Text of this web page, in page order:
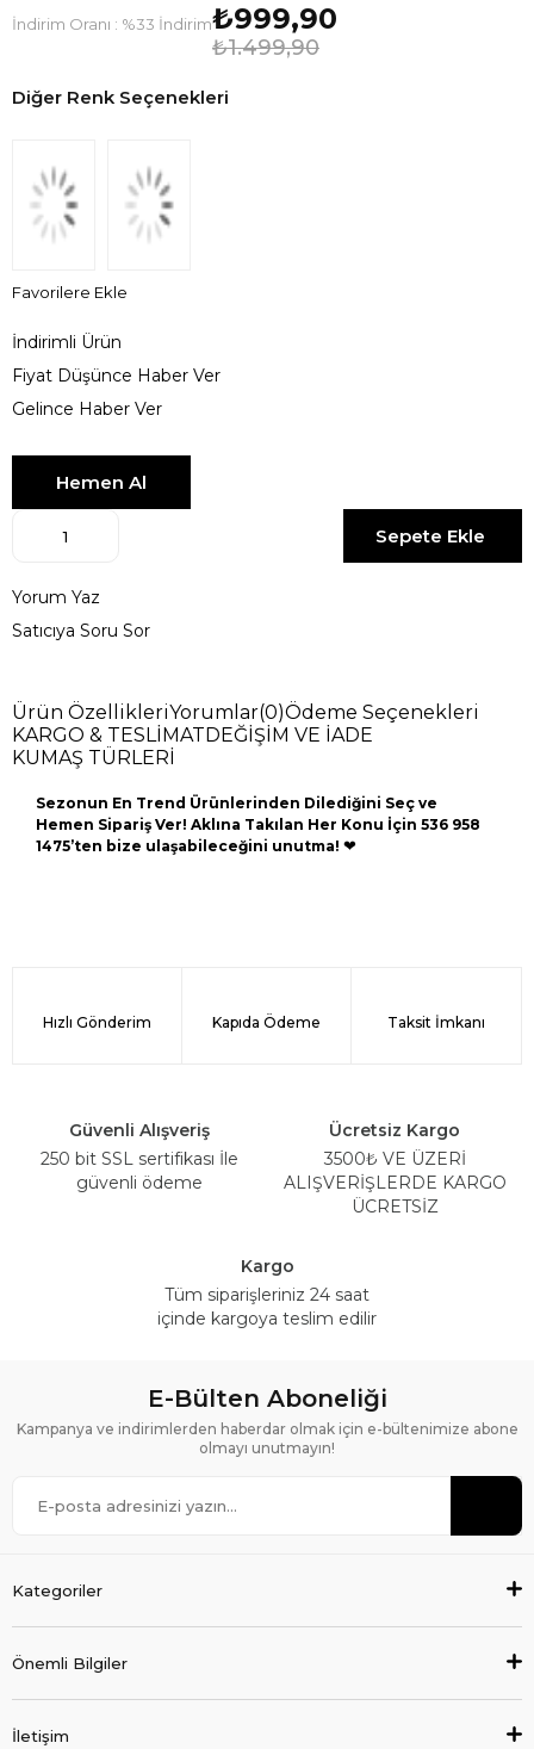
İndirim Oranı : %33 İndirim
₺1.499,90
₺999,90
Diğer Renk Seçenekleri
Favorilere Ekle
İndirimli Ürün
Fiyat Düşünce Haber Ver
Gelince Haber Ver
Yorum Yaz
Satıcıya Soru Sor
Ürün ÖzellikleriYorumlar(0)Ödeme Seçenekleri
KARGO & TESLİMATDEĞİŞİM VE İADE
KUMAŞ TÜRLERİ
Sezonun En Trend Ürünlerinden Dilediğini Seç ve
Hemen Sipariş Ver! Aklına Takılan Her Konu İçin 536 958
1475’ten bize ulaşabileceğini unutma! ❤
Hızlı Gönderim Kapıda Ödeme Taksit İmkanı
Güvenli Alışveriş
250 bit SSL sertifikası İle
güvenli ödeme
Ücretsiz Kargo
3500₺ VE ÜZERİ
ALIŞVERİŞLERDE KARGO
ÜCRETSİZ
Kargo
Tüm siparişleriniz 24 saat
içinde kargoya teslim edilir
E-Bülten Aboneliği
Kampanya ve indirimlerden haberdar olmak için e-bültenimize abone
olmayı unutmayın!
Kategoriler
Önemli Bilgiler
İletişim